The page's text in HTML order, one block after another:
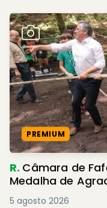
PREMIUM
R. Câmara de Fafe
Medalha de
5 agosto 2026